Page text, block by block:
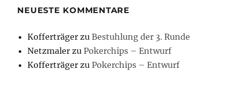
NEUESTE KOMMENTARE
Kofferträger zuBestuhlung der 3. Runde
Netzmaler zuPokerchips – Entwurf
Kofferträger zuPokerchips – Entwurf